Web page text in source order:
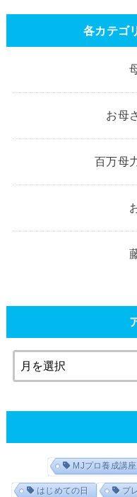
各カテゴ
お母
百万母
MJプロ養成講座
はじめての日 プ